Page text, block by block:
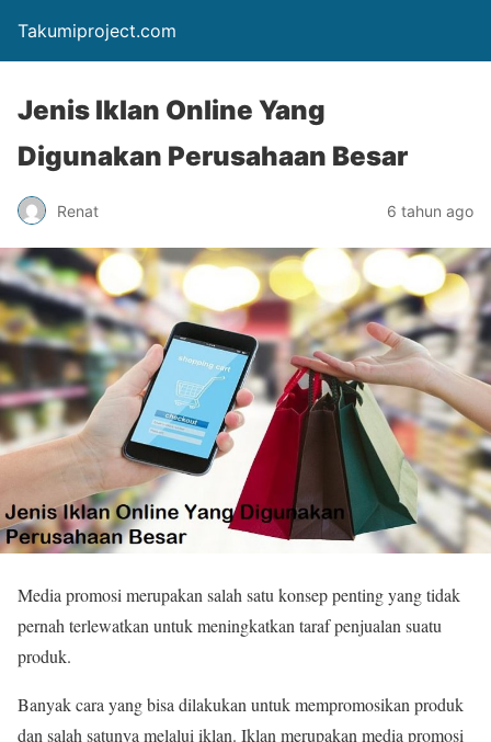
Takumiproject.com
Jenis Iklan Online Yang
Digunakan Perusahaan Besar
Renat 6 tahun ago
Media promosi merupakan salah satu konsep penting yang tidak
pernah terlewatkan untuk meningkatkan taraf penjualan suatu
produk.
Banyak cara yang bisa dilakukan untuk mempromosikan produk
dan salah satunya melalui iklan. Iklan merupakan media promosi